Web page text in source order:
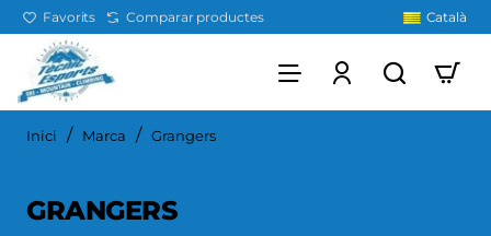
Favorits Comparar productes Català
Inici homeMarca Grangers
GRANGERS